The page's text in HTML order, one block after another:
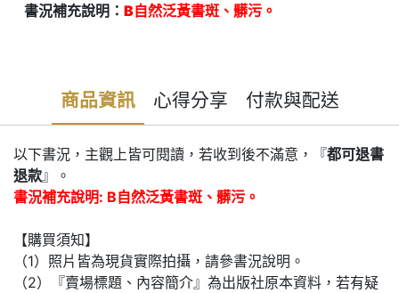
書況補充說明： B自然泛黃書斑、髒污。
商品資訊 心得分享 付款與配送
以下書況，主觀上皆可閱讀，若收到後不滿意，『都可退書
退款』。
書況補充說明: B自然泛黃書斑、髒污。
【購買須知】
（1）照片皆為現貨實際拍攝，請參書況說明。
（2）『賣場標題、內容簡介』為出版社原本資料，若有疑